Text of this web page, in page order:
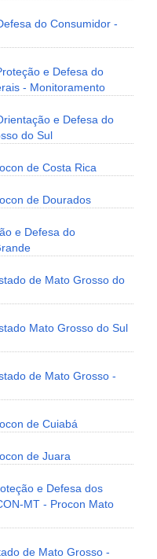
do Consumidor -
e Defesa do
- Monitoramento
e Defesa do
do Sul
de Costa Rica
de Dourados
e Defesa do
de Mato Grosso do
Mato Grosso do Sul
de Mato Grosso -
de Cuiabá
de Juara
e Defesa dos
MT - Procon Mato
de Mato Grosso -